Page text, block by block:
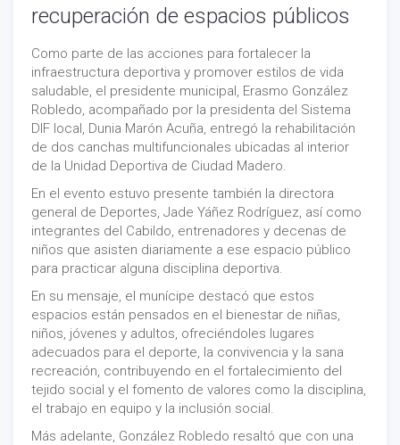
recuperación de espacios públicos
Como parte de las acciones para fortalecer la
infraestructura deportiva y promover estilos de vida
saludable, el presidente municipal, Erasmo González
Robledo, acompañado por la presidenta del Sistema
DIF local, Dunia Marón Acuña, entregó la rehabilitación
de dos canchas multifuncionales ubicadas al interior
de la Unidad Deportiva de Ciudad Madero.
En el evento estuvo presente también la directora
general de Deportes, Jade Yáñez Rodríguez, así como
integrantes del Cabildo, entrenadores y decenas de
niños que asisten diariamente a ese espacio público
para practicar alguna disciplina deportiva.
En su mensaje, el munícipe destacó que estos
espacios están pensados en el bienestar de niñas,
niños, jóvenes y adultos, ofreciéndoles lugares
adecuados para el deporte, la convivencia y la sana
recreación, contribuyendo en el fortalecimiento del
tejido social y el fomento de valores como la disciplina,
el trabajo en equipo y la inclusión social.
Más adelante, González Robledo resaltó que con una